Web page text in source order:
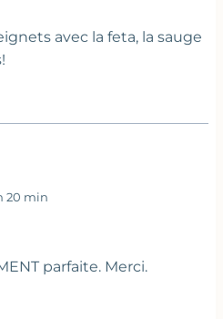
avec la feta, la sauge
20 min
parfaite. Merci.